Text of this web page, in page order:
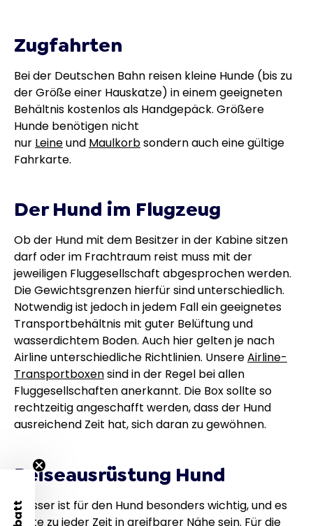
Zugfahrten
Bei der Deutschen Bahn reisen kleine Hunde (bis zu
der Größe einer Hauskatze) in einem geeigneten
Behältnis kostenlos als Handgepäck. Größere
Hunde benötigen nicht
nur Leineund Maulkorbsondern auch eine gültige
Fahrkarte.
Der Hund im Flugzeug
Ob der Hund mit dem Besitzer in der Kabine sitzen
darf oder im Frachtraum reist muss mit der
jeweiligen Fluggesellschaft abgesprochen werden.
Die Gewichtsgrenzen hierfür sind unterschiedlich.
Notwendig ist jedoch in jedem Fall ein geeignetes
Transportbehältnis mit guter Belüftung und
wasserdichtem Boden. Auch hier gelten je nach
Airline unterschiedliche Richtlinien. UnsereAirline-
Transportboxensind in der Regel bei allen
Fluggesellschaften anerkannt. Die Box sollte so
rechtzeitig angeschafft werden, dass der Hund
ausreichend Zeit hat, sich daran zu gewöhnen.
Reiseausrüstung Hund
Wasser ist für den Hund besonders wichtig, und es
sollte zu jeder Zeit in greifbarer Nähe sein. Für die